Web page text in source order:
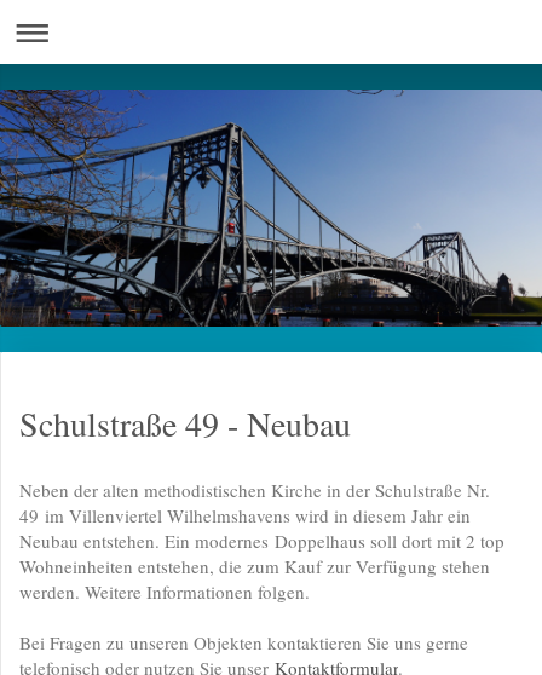
Schulstraße 49 - Neubau
Neben der alten methodistischen Kirche in der Schulstraße Nr.
49 im Villenviertel Wilhelmshavens wird in diesem Jahr ein
Neubau entstehen. Ein modernes Doppelhaus soll dort mit 2 top
Wohneinheiten entstehen, die zum Kauf zur Verfügung stehen
werden. Weitere Informationen folgen.
Bei Fragen zu unseren Objekten kontaktieren Sie uns gerne
telefonisch oder nutzen Sie unser Kontaktformular.